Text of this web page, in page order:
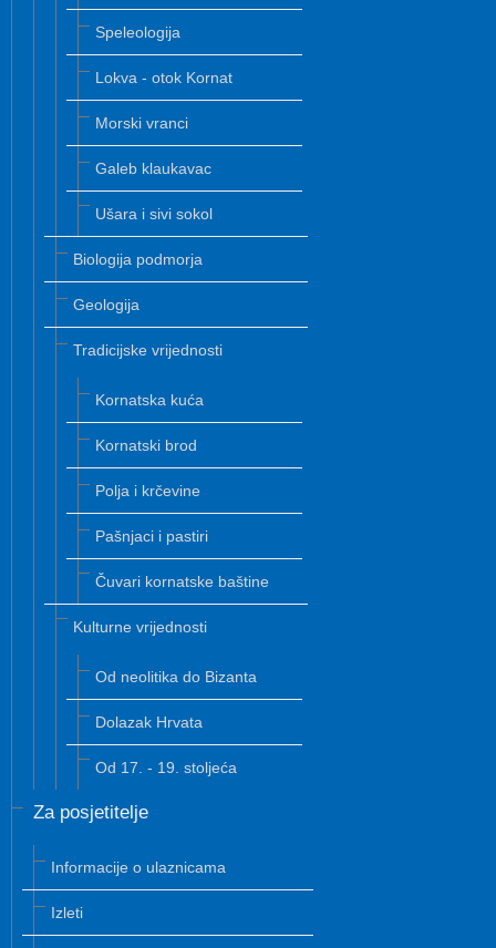
Speleologija
Lokva - otok Kornat
Morski vranci
Galeb klaukavac
Ušara i sivi sokol
Biologija podmorja
Geologija
Tradicijske vrijednosti
Kornatska kuća
Kornatski brod
Polja i krčevine
Pašnjaci i pastiri
Čuvari kornatske baštine
Kulturne vrijednosti
Od neolitika do Bizanta
Dolazak Hrvata
Od 17. - 19. stoljeća
Za posjetitelje
Informacije o ulaznicama
Izleti